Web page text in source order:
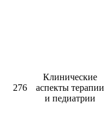
276
Клинические
аспекты терапии
и педиатрии